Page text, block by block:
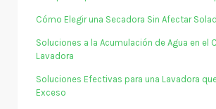
Cómo Elegir una Secadora Sin Afectar
Soluciones a la Acumulación de Agua en el
Lavadora
Soluciones Efectivas para una Lavadora
Exceso